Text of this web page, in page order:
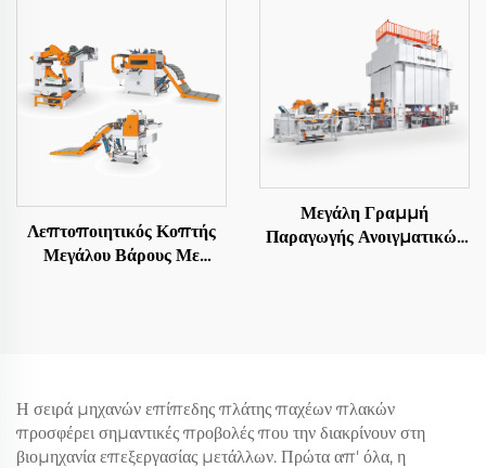
Λεπτοποιητικός Κοπτής
Μεγάλου Βάρους Με
Μεγάλη Γραμμή
Παραγωγής Ανοιγματικών
Η σειρά μηχανών επίπεδης πλάτης παχέων πλακών
προσφέρει σημαντικές προβολές που την διακρίνουν στη
βιομηχανία επεξεργασίας μετάλλων. Πρώτα απ' όλα, η